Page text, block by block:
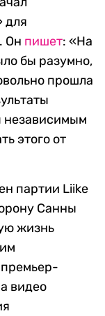
для
Он пишет: «На
бы разумно,
прошла
независимым
этого от
партии Liike
Санны
жизнь
видео